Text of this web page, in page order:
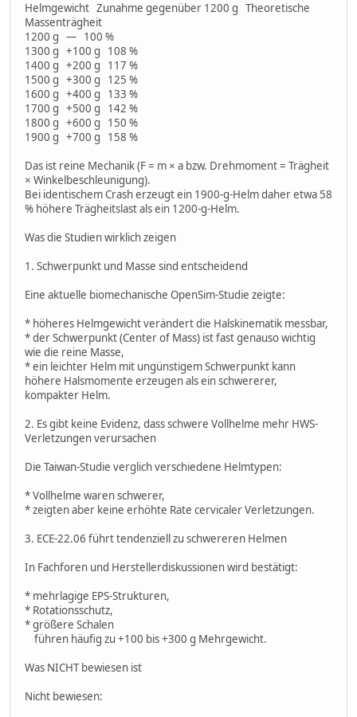
Helmgewicht Zunahme gegenüber 1200 g Theoretische
Massenträgheit
1200 g — 100 %
1300 g +100 g 108 %
1400 g +200 g 117 %
1500 g +300 g 125 %
1600 g +400 g 133 %
1700 g +500 g 142 %
1800 g +600 g 150 %
1900 g +700 g 158 %
Das ist reine Mechanik (F = m × a bzw. Drehmoment = Trägheit
× Winkelbeschleunigung).
Bei identischem Crash erzeugt ein 1900-g-Helm daher etwa 58
% höhere Trägheitslast als ein 1200-g-Helm.
Was die Studien wirklich zeigen
1. Schwerpunkt und Masse sind entscheidend
Eine aktuelle biomechanische OpenSim-Studie zeigte:
* höheres Helmgewicht verändert die Halskinematik messbar,
* der Schwerpunkt (Center of Mass) ist fast genauso wichtig
wie die reine Masse,
* ein leichter Helm mit ungünstigem Schwerpunkt kann
höhere Halsmomente erzeugen als ein schwererer,
kompakter Helm.
2. Es gibt keine Evidenz, dass schwere Vollhelme mehr HWS-
Verletzungen verursachen
Die Taiwan-Studie verglich verschiedene Helmtypen:
* Vollhelme waren schwerer,
* zeigten aber keine erhöhte Rate cervicaler Verletzungen.
3. ECE-22.06 führt tendenziell zu schwereren Helmen
In Fachforen und Herstellerdiskussionen wird bestätigt:
* mehrlagige EPS-Strukturen,
* Rotationsschutz,
* größere Schalen
führen häufig zu +100 bis +300 g Mehrgewicht.
Was NICHT bewiesen ist
Nicht bewiesen: